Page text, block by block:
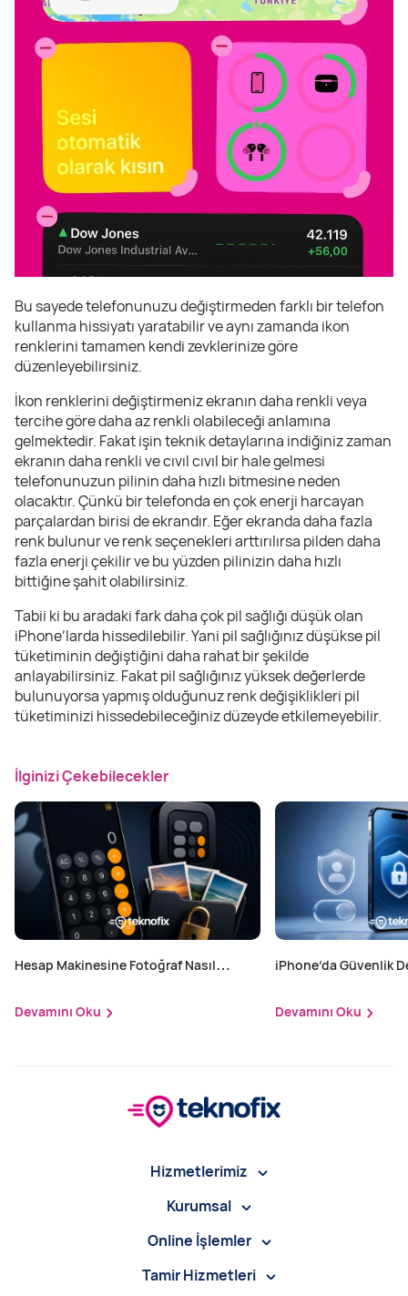
Bu sayede telefonunuzu değiştirmeden farklı bir telefon
kullanma hissiyatı yaratabilir ve aynı zamanda ikon
renklerini tamamen kendi zevklerinize göre
düzenleyebilirsiniz.
İkon renklerini değiştirmeniz ekranın daha renkli veya
tercihe göre daha az renkli olabileceği anlamına
gelmektedir. Fakat işin teknik detaylarına indiğiniz zaman
ekranın daha renkli ve cıvıl cıvıl bir hale gelmesi
telefonunuzun pilinin daha hızlı bitmesine neden
olacaktır. Çünkü bir telefonda en çok enerji harcayan
parçalardan birisi de ekrandır. Eğer ekranda daha fazla
renk bulunur ve renk seçenekleri arttırılırsa pilden daha
fazla enerji çekilir ve bu yüzden pilinizin daha hızlı
bittiğine şahit olabilirsiniz.
Tabii ki bu aradaki fark daha çok pil sağlığı düşük olan
iPhone’larda hissedilebilir. Yani pil sağlığınız düşükse pil
tüketiminin değiştiğini daha rahat bir şekilde
anlayabilirsiniz. Fakat pil sağlığınız yüksek değerlerde
bulunuyorsa yapmış olduğunuz renk değişiklikleri pil
tüketiminizi hissedebileceğiniz düzeyde etkilemeyebilir.
İlginizi Çekebilecekler
Hesap Makinesine Fotoğraf Nasıl
Devamını Oku
iPhone’da Güvenlik
Devamını Oku
Hizmetlerimiz
Kurumsal
Online İşlemler
Tamir Hizmetleri